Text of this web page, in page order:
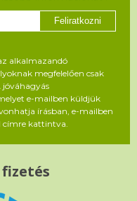
Feliratkozni
alkalmazandó
megfelelően csak
jóváhagyás
e-mailben küldjük
írásban, e-mailben
kattintva.